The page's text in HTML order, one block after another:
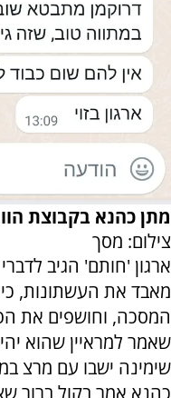
מתן כהנא בקבוצת
צילום: מסך
ארגון 'חותם' הגיב
מאבד את העשתונות,
המסכה, וחושפים את
שאמר למראיין שהוא
שימינה ישבו עם מרצ